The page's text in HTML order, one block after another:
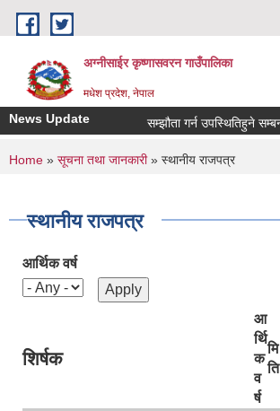
Skip to main content
अग्नीसाईर कृष्णासवरन गाउँपालिका
मधेश प्रदेश, नेपाल
News Update सम्झौता गर्न उपस्थितिहुने सम्बन्धमा
You are here
Home » सूचना तथा जानकारी» स्थानीय राजपत्र
स्थानीय राजपत्र
आर्थिक वर्ष
शिर्षक
आ
र्थि
क
व
र्ष
मि
ति